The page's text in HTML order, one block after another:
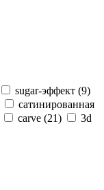
sugar-эффект (9)
сатинированная
carve (21)
3d